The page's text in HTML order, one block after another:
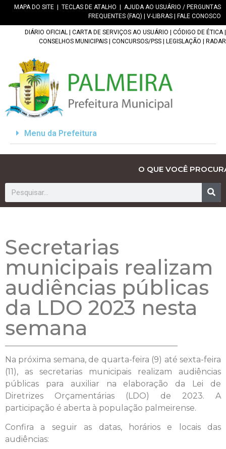
MAPA DO SITE TECLAS DE ATALHO
AJUDA AO USUÁRIO / PERGUNTAS
FREQUENTES (FAQ)
V-LIBRAS FALE CONOSCO
DIÁRIO OFICIAL CARTA DE SERVIÇOS AO USUÁRIO CÓDIGO DE ÉTICA|
CONSELHOS MUNICIPAIS
CONCURSOS/PSS LEGISLAÇÃO RADAR
Menu da Prefeitura
O QUE VOCÊ
Secretarias
municipais realizam
audiências públicas
da LDO 2023 nesta
semana
Na próxima semana, de quarta-feira (9) até sexta-feira
(11), as secretarias municipais realizam audiências
públicas para auxiliar na elaboração da Lei de
Diretrizes Orçamentárias (LDO) de 2023. A
participação é aberta à população palmeirense.
Confira a seguir as datas, horários e locais das
audiências: